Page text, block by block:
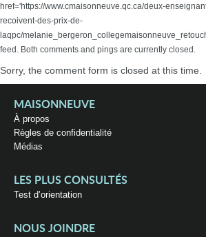
href='https://www.cmaisonneuve.qc.ca/deux-
recoivent-des-prix-de-
laqpc/
feed. Both comments and pings are currently closed.
Sorry, the comment form is closed at this time.
MAISONNEUVE
À propos
Règles de confidentialité
Médias
LES PLUS CONSULTÉS
Test d’orientation
NOUS JOINDRE